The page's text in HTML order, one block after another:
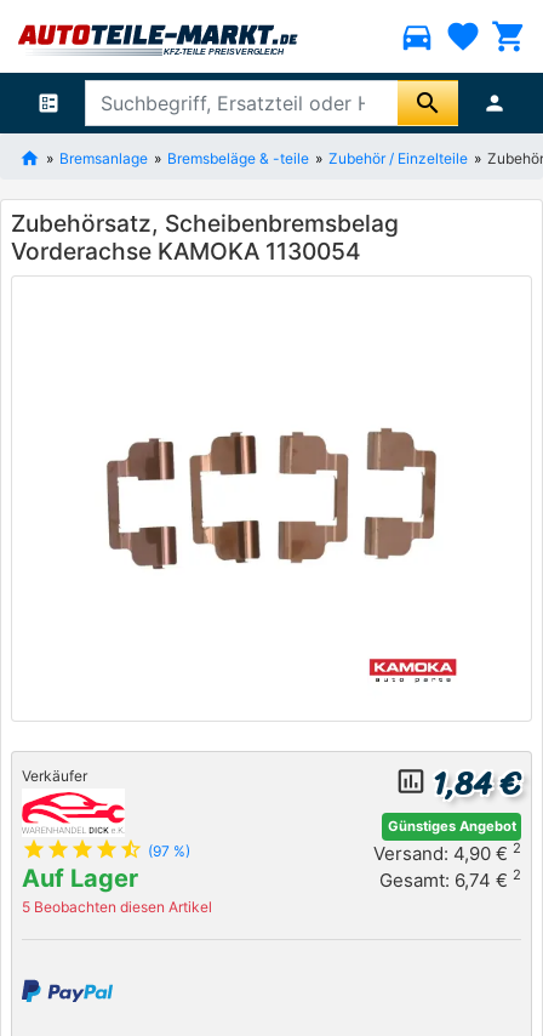
directions_car favorite shopping_cart
ballot search person
Bremsanlage Bremsbeläge & -teile Zubehör / Einzelteile
Zubehörsatz, Scheibenbremsbelag
Vorderachse KAMOKA 1130054
Verkäufer
star star star star star_half (97 %)
Auf Lager
5 Beobachten diesen Artikel
insert_chart_outlined 1,84 €
Günstiges Angebot
Versand: 4,90 € 2
Gesamt: 6,74 € 2